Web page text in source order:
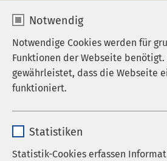
Notwendig
Notwendige Cookies werden für
Funktionen der Webseite
gewährleistet, dass die Webseite
funktioniert.
Anbieter sgalinski
Statistiken
Statistik-Cookies erfassen